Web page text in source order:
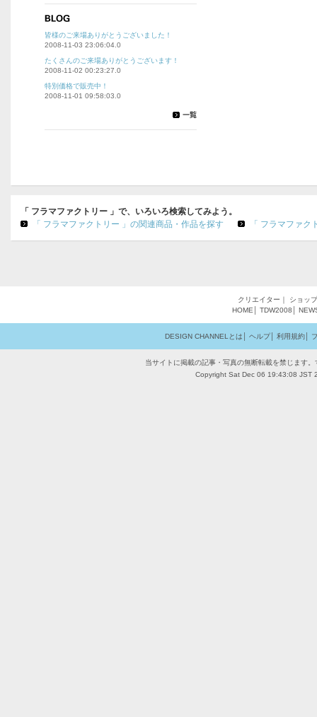
皆様のご来場ありがとうございました！
2008-11-03 23:06:04.0
たくさんのご来場ありがとうございます！
2008-11-02 00:23:27.0
特別価格で販売中！
2008-11-01 09:58:03.0
「 フラマファクトリー 」で、いろいろ検索してみよう。
「 フラマファクトリー 」の関連商品・作品を探す
「 フラマファ
クリエイター ｜ ショップ
HOME
TDW2008
DESIGN CHANNELとは ヘルプ│ 利用規約│
当サイトに掲載の記事・写真の無断転載を禁じます
Copyright Sat Dec 06 19:43:08 JST